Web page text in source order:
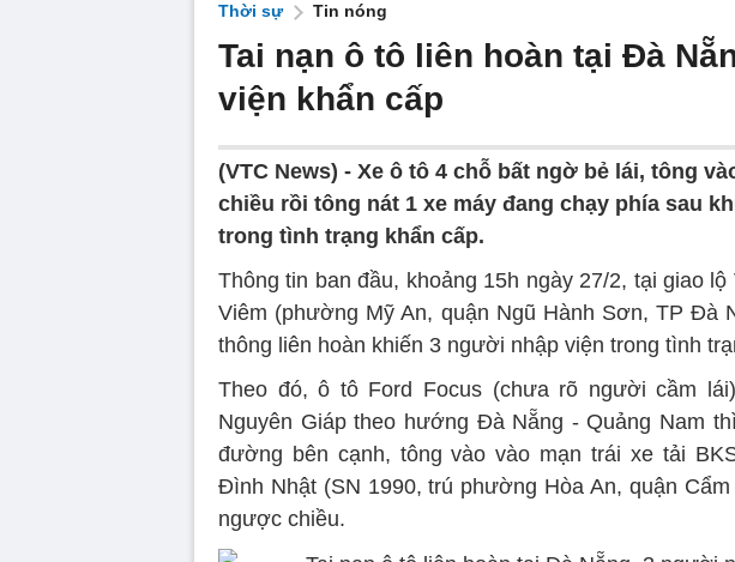
Thời sự Tin nóng
Tai nạn ô tô liên hoàn tại Đà
viện khẩn cấp
(VTC News) - Xe ô tô 4 chỗ bất ngờ bẻ lái, tông
chiều rồi tông nát 1 xe máy đang chạy phía sau
trong tình trạng khẩn cấp.
Thông tin ban đầu, khoảng 15h ngày 27/2, tại giao
Viêm (phường Mỹ An, quận Ngũ Hành Sơn, TP Đà
thông liên hoàn khiến 3 người nhập viện trong tình
Theo đó, ô tô Ford Focus (chưa rõ người cầm
Nguyên Giáp theo hướng Đà Nẵng - Quảng Nam
đường bên cạnh, tông vào vào mạn trái xe tải
Đình Nhật (SN 1990, trú phường Hòa An, quận
ngược chiều.